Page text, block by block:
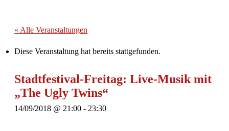
« Alle Veranstaltungen
Diese Veranstaltung hat bereits stattgefunden.
Stadtfestival-Freitag: Live-Musik mit
„The Ugly Twins“
14/09/2018 @ 21:00 - 23:30